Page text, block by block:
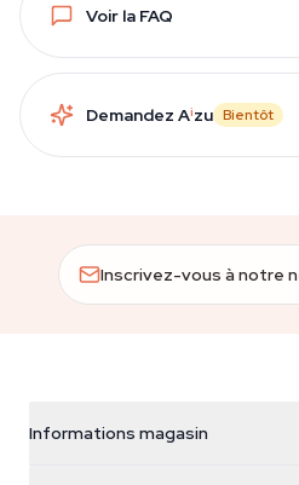
Voir la FAQ
Demandez Aizu Bientôt
Inscrivez-vous à notre
Informations magasin